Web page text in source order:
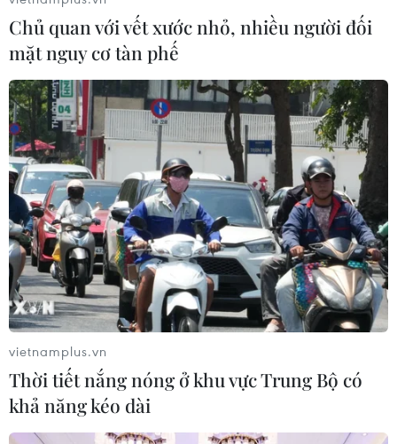
Chủ quan với vết xước nhỏ, nhiều người đối
mặt nguy cơ tàn phế
vietnamplus.vn
Thời tiết nắng nóng ở khu vực Trung Bộ có
khả năng kéo dài